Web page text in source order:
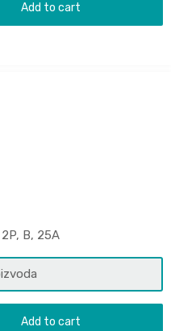
Add to cart
B, 25A
Add to cart